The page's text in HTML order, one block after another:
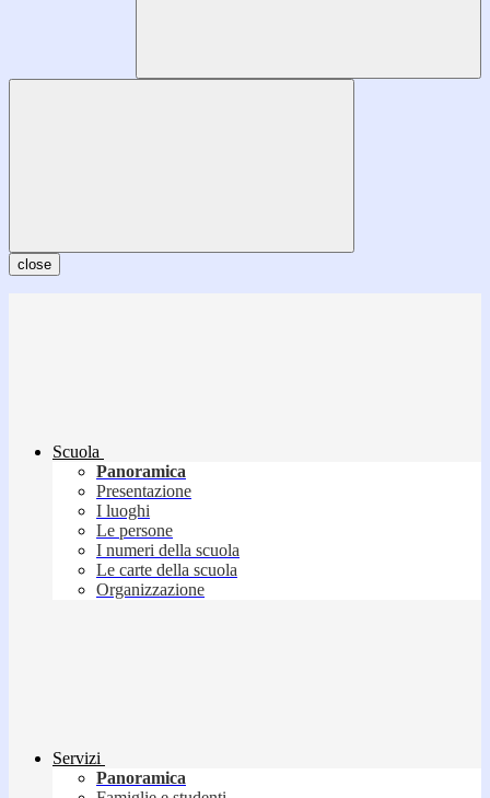
close
Scuola
Panoramica
Presentazione
I luoghi
Le persone
I numeri della scuola
Le carte della scuola
Organizzazione
Servizi
Panoramica